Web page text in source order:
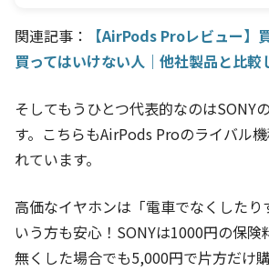
関連記事：
【AirPods Proレビュー】
買ってはいけない人｜他社製品と比較
そしてもうひとつ代表的なのはSONY
す。こちらもAirPods Proのライバル
れています。
高価なイヤホンは「電車でなくしたり
いう方も安心！SONYは1000円の保
無くした場合でも5,000円で片方だけ